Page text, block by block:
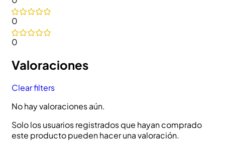
0
0
Valoraciones
Clear filters
No hay valoraciones aún.
Solo los usuarios registrados que hayan comprado
este producto pueden hacer una valoración.